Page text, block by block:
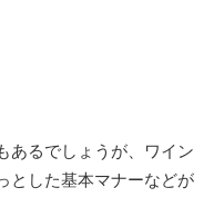
あるでしょうが、ワイン
とした基本マナーなどが